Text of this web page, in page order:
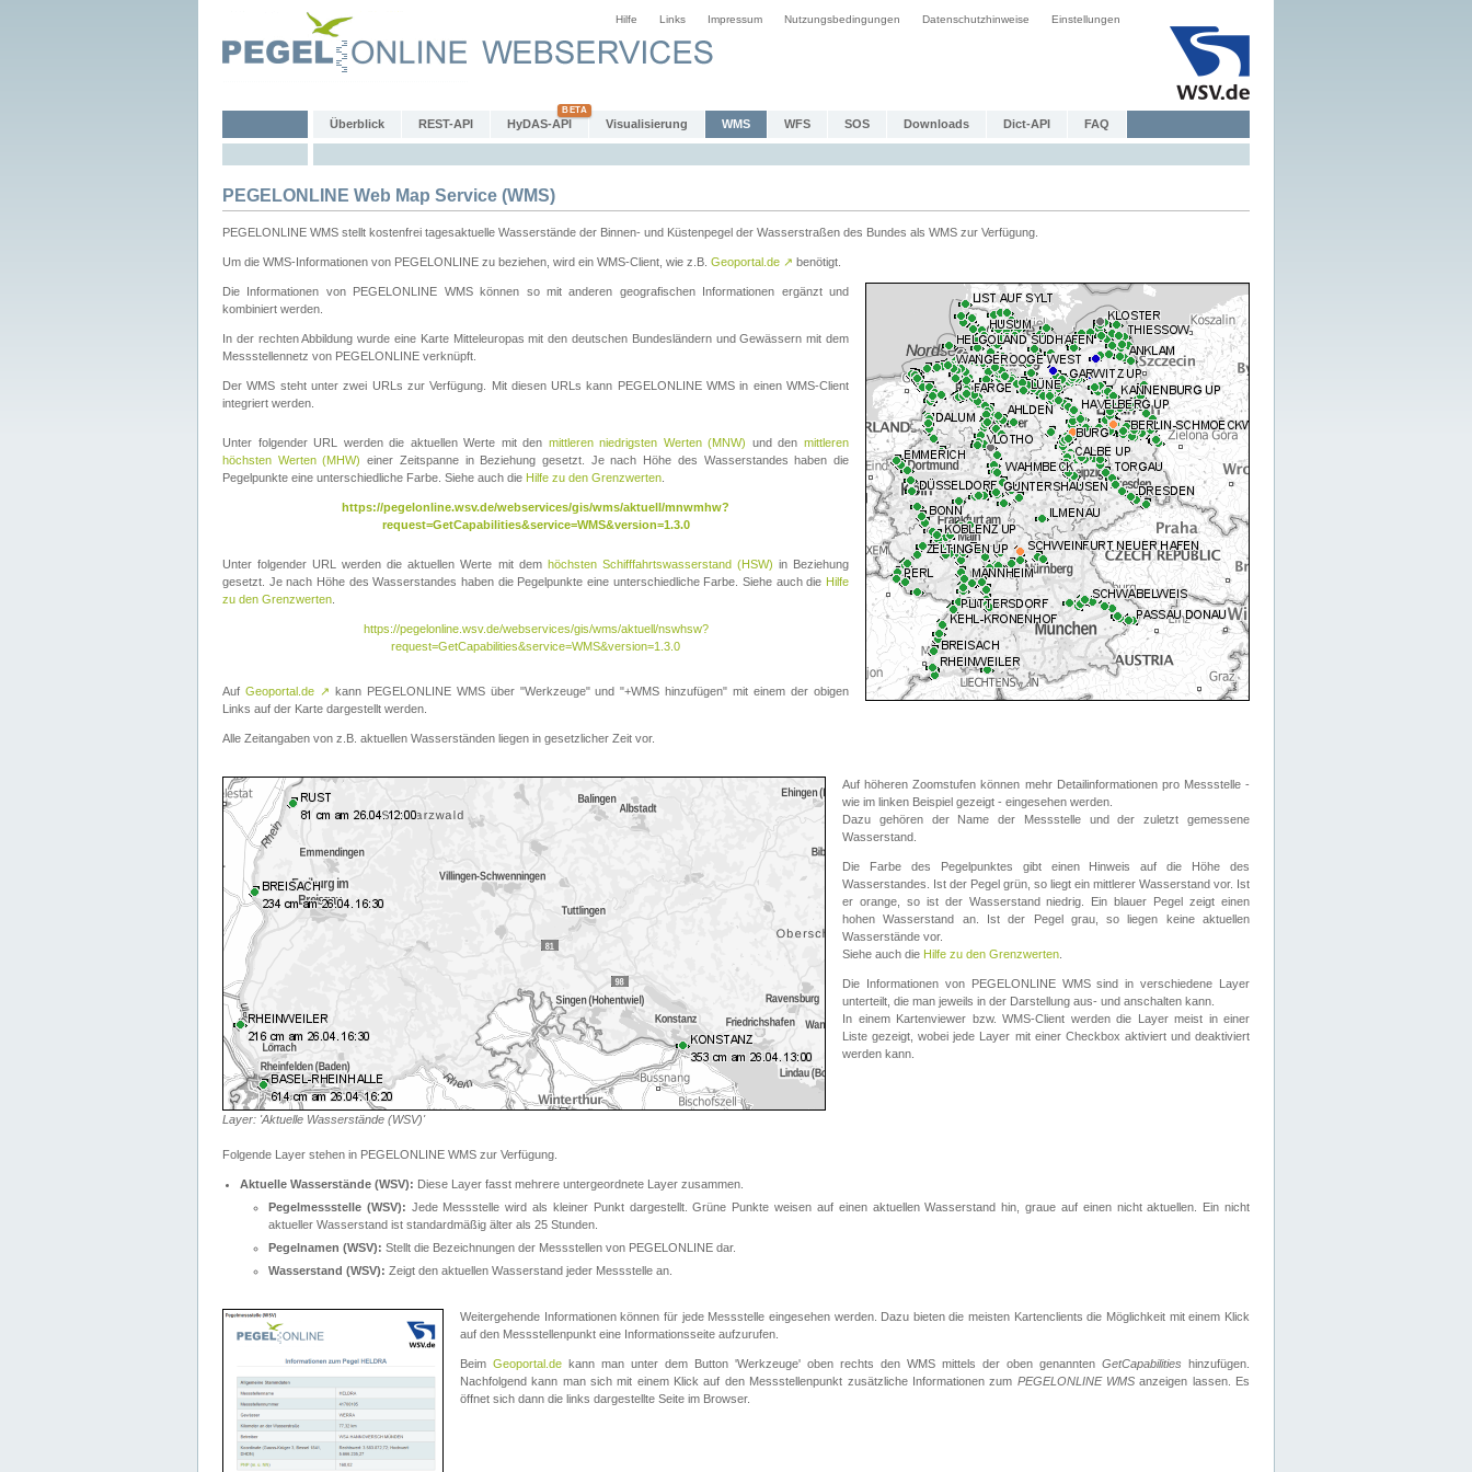
Hilfe Links Impressum Nutzungsbedingungen Datenschutzhinweise Einstellungen
Überblick REST-API HyDAS-API Visualisierung WMS WFS SOS Downloads Dict-API FAQ
PEGELONLINE Web Map Service (WMS)
PEGELONLINE WMS stellt kostenfrei tagesaktuelle Wasserstände der Binnen- und Küstenpegel der Wasserstraßen des Bundes als WMS zur Verfügung.
Um die WMS-Informationen von PEGELONLINE zu beziehen, wird ein WMS-Client, wie z.B. Geoportal.de ↗ benötigt.
Die Informationen von PEGELONLINE WMS können so mit anderen geografischen Informationen ergänzt und
kombiniert werden.
In der rechten Abbildung wurde eine Karte Mitteleuropas mit den deutschen Bundesländern und Gewässern mit dem
Messstellennetz von PEGELONLINE verknüpft.
Der WMS steht unter zwei URLs zur Verfügung. Mit diesen URLs kann PEGELONLINE WMS in einen WMS-Client
integriert werden.
Unter folgender URL werden die aktuellen Werte mit den mittleren niedrigsten Werten (MNW) und denmittleren
höchsten Werten (MHW) einer Zeitspanne in Beziehung gesetzt. Je nach Höhe des Wasserstandes haben die
Pegelpunkte eine unterschiedliche Farbe. Siehe auch die Hilfe zu den Grenzwerten
https://pegelonline.wsv.de/webservices/gis/wms/aktuell/mnwmhw?
request=GetCapabilities&service=WMS&version=1.3.0
Unter folgender URL werden die aktuellen Werte mit dem höchsten Schifffahrtswasserstand (HSW) in Beziehung
gesetzt. Je nach Höhe des Wasserstandes haben die Pegelpunkte eine unterschiedliche Farbe. Siehe auch die Hilfe
zu den Grenzwerten
https://pegelonline.wsv.de/webservices/gis/wms/aktuell/nswhsw?
request=GetCapabilities&service=WMS&version=1.3.0
Auf Geoportal.de ↗ kann PEGELONLINE WMS über "Werkzeuge" und "+WMS hinzufügen" mit einem der obigen
Links auf der Karte dargestellt werden.
Alle Zeitangaben von z.B. aktuellen Wasserständen liegen in gesetzlicher Zeit vor.
Layer: 'Aktuelle Wasserstände (WSV)'
Auf höheren Zoomstufen können mehr Detailinformationen pro Messstelle -
wie im linken Beispiel gezeigt - eingesehen werden.
Dazu gehören der Name der Messstelle und der zuletzt gemessene
Wasserstand.
Die Farbe des Pegelpunktes gibt einen Hinweis auf die Höhe des
Wasserstandes. Ist der Pegel grün, so liegt ein mittlerer Wasserstand vor. Ist
er orange, so ist der Wasserstand niedrig. Ein blauer Pegel zeigt einen
hohen Wasserstand an. Ist der Pegel grau, so liegen keine aktuellen
Wasserstände vor.
Siehe auch die Hilfe zu den Grenzwerten
Die Informationen von PEGELONLINE WMS sind in verschiedene Layer
unterteilt, die man jeweils in der Darstellung aus- und anschalten kann.
In einem Kartenviewer bzw. WMS-Client werden die Layer meist in einer
Liste gezeigt, wobei jede Layer mit einer Checkbox aktiviert und deaktiviert
werden kann.
Folgende Layer stehen in PEGELONLINE WMS zur Verfügung.
Aktuelle Wasserstände (WSV): Diese Layer fasst mehrere untergeordnete Layer zusammen.
Pegelmessstelle (WSV): Jede Messstelle wird als kleiner Punkt dargestellt. Grüne Punkte weisen auf einen aktuellen Wasserstand hin, graue auf einen nicht aktuellen. Ein nicht
aktueller Wasserstand ist standardmäßig älter als 25 Stunden.
Pegelnamen (WSV): Stellt die Bezeichnungen der Messstellen von PEGELONLINE dar.
Wasserstand (WSV): Zeigt den aktuellen Wasserstand jeder Messstelle an.
Weitergehende Informationen können für jede Messstelle eingesehen werden. Dazu bieten die meisten Kartenclients die Möglichkeit mit einem Klick
auf den Messstellenpunkt eine Informationsseite aufzurufen.
Beim Geoportal.de kann man unter dem Button 'Werkzeuge' oben rechts den WMS mittels der oben genannten GetCapabilities hinzufügen.
Nachfolgend kann man sich mit einem Klick auf den Messstellenpunkt zusätzliche Informationen zum PEGELONLINE WMSanzeigen lassen. Es
öffnet sich dann die links dargestellte Seite im Browser.